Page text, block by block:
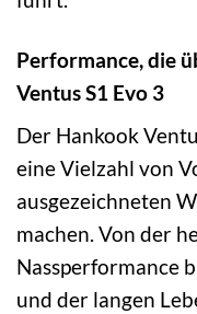
Performance, die
Ventus S1 Evo 3
Der Hankook
eine Vielzahl von
ausgezeichneten
machen. Von der
Nassperformance
und der langen